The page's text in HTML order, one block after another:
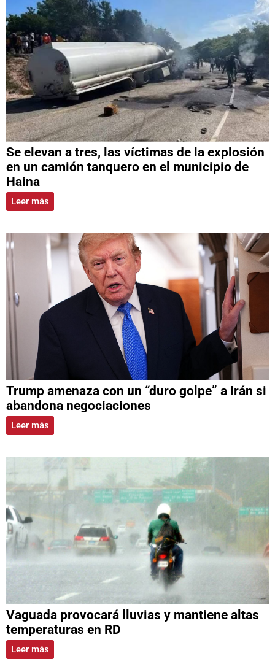
Se elevan a tres, las víctimas de la explosión
en un camión tanquero en el municipio de
Haina
Leer más
Trump amenaza con un “duro golpe” a Irán si
abandona negociaciones
Leer más
Vaguada provocará lluvias y mantiene altas
temperaturas en RD
Leer más